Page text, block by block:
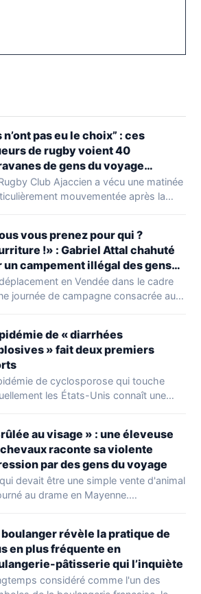
n’ont pas eu le choix” : ces
de rugby voient 40
de gens du voyage
dans leur stade, ils les
en moins d’1 heure
Club Ajaccien a vécu une matinée
mouvementée après la
vous prenez pour qui ?
!» : Gabriel Attal chahuté
un campement illégal des gens
en Vendée dans le cadre
journée de campagne consacrée aux
de « diarrhées
» fait deux premiers
de cyclosporose qui touche
les États-Unis connaît une
au visage » : une éleveuse
raconte sa violente
par des gens du voyage
devait être une simple vente d'animal
au drame en Mayenne.…
boulanger révèle la pratique de
en plus fréquente en
pâtisserie qui l’inquiète
considéré comme l'un des